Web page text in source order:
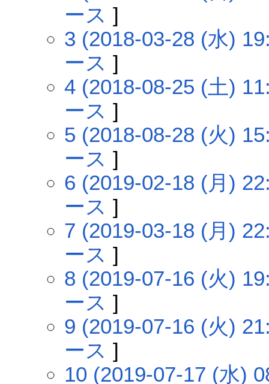
ース ]
3 (2018-03-28 (水)
ース ]
4 (2018-08-25 (土)
ース ]
5 (2018-08-28 (火)
ース ]
6 (2019-02-18 (月)
ース ]
7 (2019-03-18 (月)
ース ]
8 (2019-07-16 (火)
ース ]
9 (2019-07-16 (火)
ース ]
10 (2019-07-17 (水)